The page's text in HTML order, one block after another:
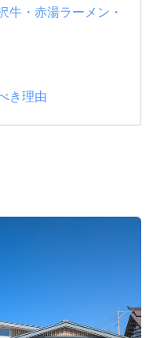
牛・赤湯ラーメン・
き理由